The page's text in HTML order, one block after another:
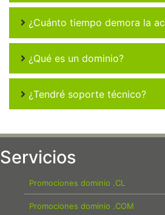
¿Cuánto tiempo demora la
¿Qué es un dominio?
¿Tendré soporte técnico?
Servicios
Promociones dominio .CL
Promociones dominio .COM